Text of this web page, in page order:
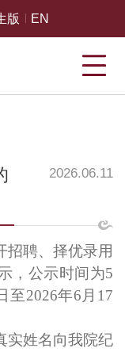
版 EN
2026.06.11
招聘、择优录用
，公示时间为5
至2026年6月 17
实姓名向我院纪